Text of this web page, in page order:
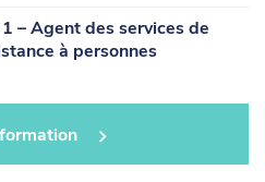
– Agent des services de
à personnes